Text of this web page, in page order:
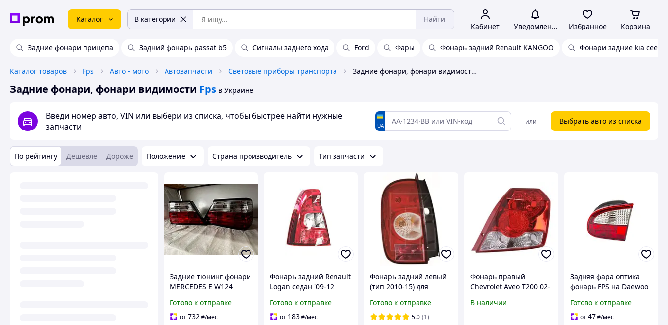
Каталог В категории Найти
Кабинет Уведомления Избранное Корзина
Задние фонари прицепа Задний фонарь passat b5 Сигналы заднего хода Ford Фары Фонарь задний Renault KANGOO Фонари задние kia ceed
Каталог товаров Fps Авто - мото Автозапчасти Световые приборы транспорта Задние фонари, фонари видимости Fps
Задние фонари, фонари видимости Fps в Украине
Введи номер авто, VIN или выбери из списка, чтобы быстрее найти нужные
запчасти
UA или Выбрать авто из списка
По рейтингу Дешевле Дороже Положение Страна производитель Тип запчасти
Задние тюнинг фонари
MERCEDES Е W124
(01.1985-06.1995)
Готово к отправке
от732₴/мес
Фонарь задний Renault
Logan седан '09-12
Готово к отправке
от 183₴/мес
Фонарь задний левый
(тип 2010-15) для
FP 5627 F1-P,
265500035R
Готово к отправке
5.0 (1)
Фонарь правый
Chevrolet Aveo T200 02-
В наличии
Задняя фара оптика
фонарь FPS на Daewoo
внутренний 96- Дэу
Ланос
Готово к отправке
от47₴/мес